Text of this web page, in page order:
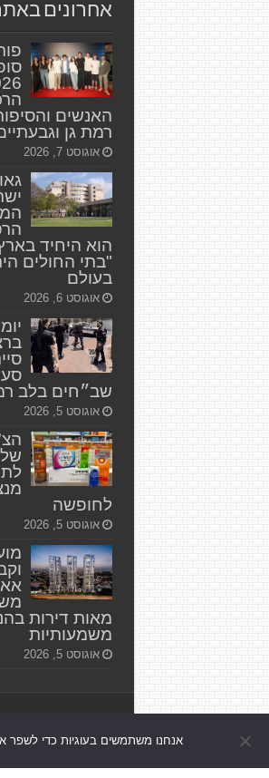
אחרונים
האנשים
רמת גן
אוגוסט 7, 2026
הוא היחיד
"בתי החולים
בעולם
אוגוסט 6, 2026
שב״חים בלב
אוגוסט 5, 2026
לחופשה
אוגוסט 5, 2026
מאות דירות
משמעותיות
אוגוסט 5, 2026
אנחנו משתמשים בעוגיות כדי לשפר